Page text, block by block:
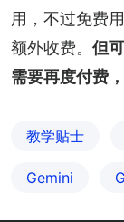
用，不过免费
额外收费。 但
需要再度付费
教学贴士
Gemini